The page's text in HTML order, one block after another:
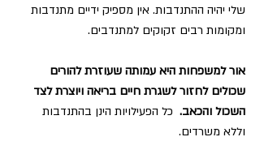
שלי יהיה ההתנדבות. אין מספיק ידיים מתנדבות
ומקומות רבים זקוקים למתנדבים.
אור למשפחות היא עמותה שעוזרת להורים
שכולים לחזור לשגרת חיים בריאה ויוצרת לצד
השכול והכאב. כל הפעילויות הינן בהתנדבות
וללא משרדים.